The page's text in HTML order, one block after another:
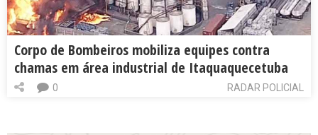
Corpo de Bombeiros mobiliza equipes contra
chamas em área industrial de Itaquaquecetuba
RADAR POLICIAL
0